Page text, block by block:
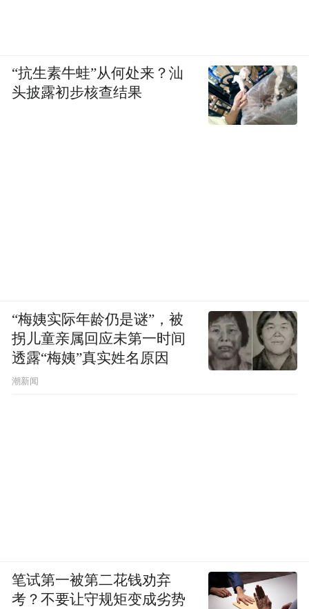
“抗生素牛蛙”从何处来？汕
头披露初步核查结果
“梅姨实际年龄仍是谜”，被
拐儿童亲属回应未第一时间
透露“梅姨”真实姓名原因
潮新闻
笔试第一被第二花钱劝弃
考？不要让守规矩变成劣势